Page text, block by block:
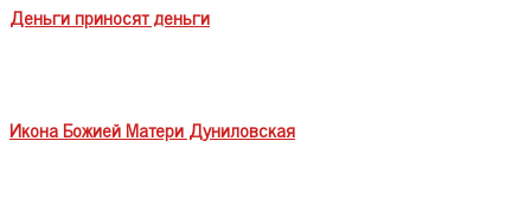
Деньги приносят деньги
Икона Божией Матери Дуниловская